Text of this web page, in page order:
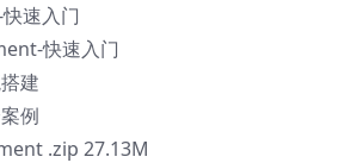
速入门
快速入门
建
例
.zip 27.13M